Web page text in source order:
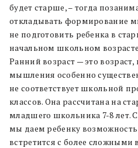
будет старше, – тогда
откладывать формирование
не подготовить ребенка в
начальном школьном
Ранний возраст — это
мышления особенно
не соответствует школьной
классов. Она рассчитана на
младшего школьника 7-8
мы даем ребенку
встретится с более сложными